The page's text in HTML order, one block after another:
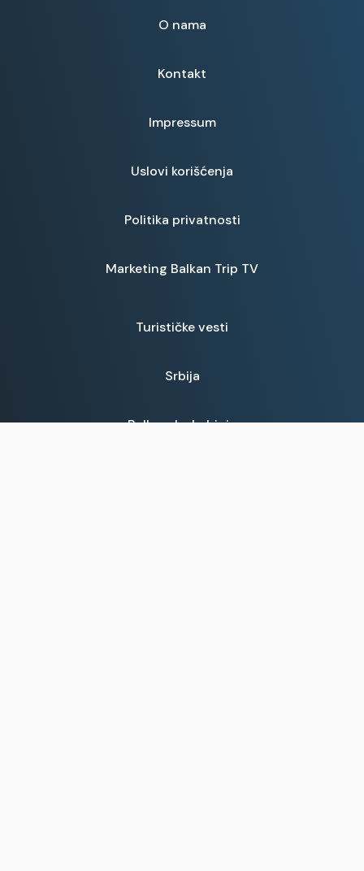
O nama
Kontakt
Impressum
Uslovi korišćenja
Politika privatnosti
Marketing Balkan Trip TV
Turističke vesti
Srbija
Balkanska kuhinja